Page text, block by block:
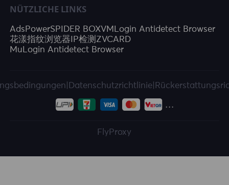
NÜTZLICHE LINKS
AdsPowerSPIDER BOXVMLogin Antidetect Browser
花漾指纹浏览器 IP检测 ZVCARD
MuLogin Antidetect Browser
FlyProxy
Datenschutzrichtlinie|